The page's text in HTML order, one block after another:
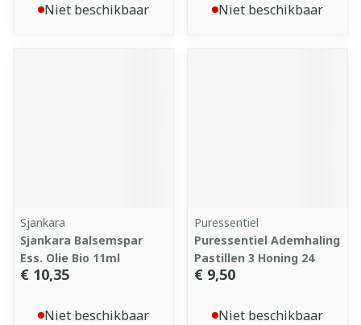
Niet beschikbaar Niet beschikbaar
Sjankara
Sjankara Balsemspar
Ess. Olie Bio 11ml
€ 10,35
Niet beschikbaar
Puressentiel
Puressentiel Ademhaling
Pastillen 3 Honing 24
€ 9,50
Niet beschikbaar